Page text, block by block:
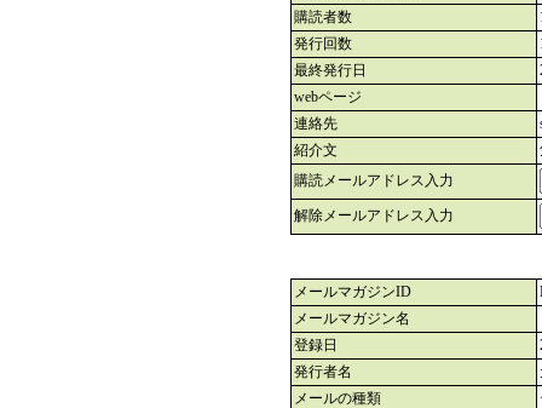
購読者数
発行回数
最終発行日
webページ
連絡先
紹介文
購読メールアドレス入力
解除メールアドレス入力
メールマガジンID
メールマガジン名
登録日
発行者名
メールの種類